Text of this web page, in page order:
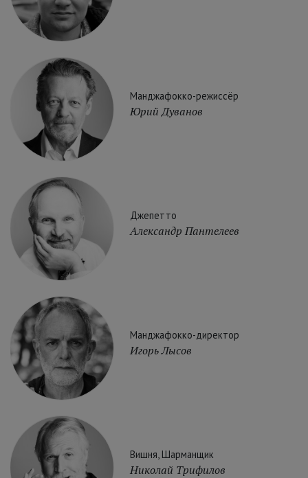
Манджафокко-режиссёр
Юрий Дуванов
Джепетто
Александр Пантелеев
Манджафокко-директор
Игорь Лысов
Вишня, Шарманщик
Николай Трифилов